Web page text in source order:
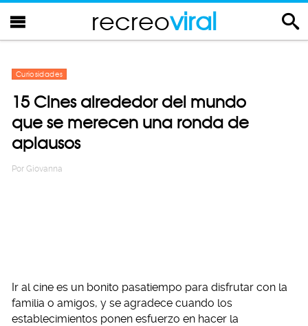
recreoviral
Curiosidades
15 Cines alrededor del mundo
que se merecen una ronda de
aplausos
Por Giovanna
Ir al cine es un bonito pasatiempo para disfrutar con la
familia o amigos, y se agradece cuando los
establecimientos ponen esfuerzo en hacer la